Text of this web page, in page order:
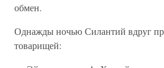
обмен.
Однажды ночью Силантий вдруг
товарищей: